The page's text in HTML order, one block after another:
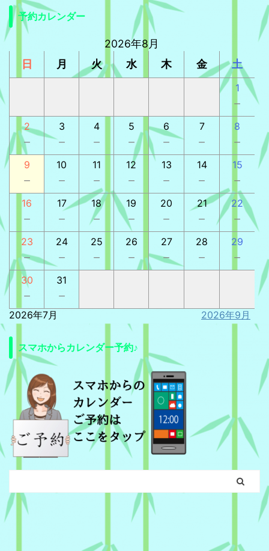
予約カレンダー
2026年8月
日
月 火 水 木 金 土
1
－
2
－
3
－
4
－
5
－
6
－
7
－
8
－
9
－
10
－
11
－
12
－
13
－
14
－
15
－
16
－
17
－
18
－
19
－
20
－
21
－
22
－
23
－
24
－
25
－
26
－
27
－
28
－
29
－
30
－
31
－
2026年7月 2026年9月
スマホからカレンダー予約♪